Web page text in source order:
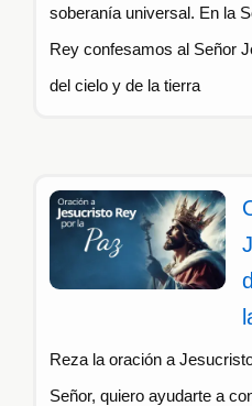
soberanía universal. En la
Rey confesamos al Señor
del cielo y de la tierra
Reza la oración a
Señor, quiero ayudarte a